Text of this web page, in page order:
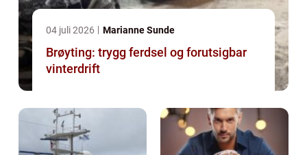
04 juli 2026 Marianne Sunde
Brøyting: trygg ferdsel og forutsigbar
vinterdrift